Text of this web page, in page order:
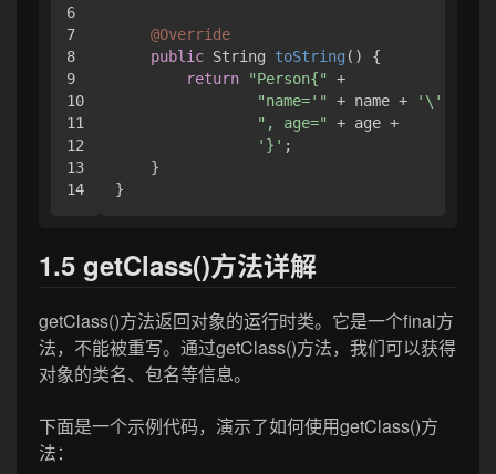
6
7
8
9
10
11
12
13
@Override
public String toString ()
{
return
"Person{"
+
"name='"
+ name + '\''
", age="
+ age +
'}' ;
    }
1.5 getClass()方法详解
getClass()方法返回对象的运行时类。它是一个final方
法，不能被重写。通过getClass()方法，我们可以获得
对象的类名、包名等信息。
下面是一个示例代码，演示了如何使用getClass()方
法：